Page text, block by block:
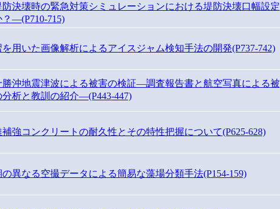
決壊時の緊急対策シミュレーションにおける堤防決壊口幅設定
？―(P710-715)
用いた画像解析によるアイスジャム検知手法の開発(P737-742)
勝沖地震津波による被害の検証―調査報告書と航空写真による被
析と教訓の紹介―(P443-447)
強コンクリートの耐久性とその特性把握について(P625-628)
異なる空撮データによる簡易な藻場分類手法(P154-159)